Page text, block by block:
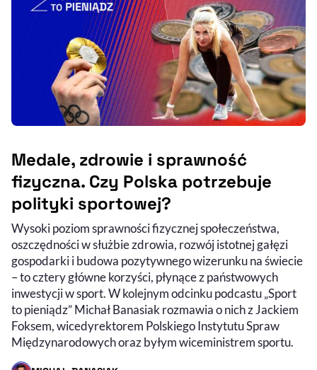
Medale, zdrowie i sprawność
fizyczna. Czy Polska potrzebuje
polityki sportowej?
Audycja do słuchania (podcast)
Nagranie wideo
Wysoki poziom sprawności fizycznej społeczeństwa,
oszczędności w służbie zdrowia, rozwój istotnej gałęzi
gospodarki i budowa pozytywnego wizerunku na świecie
– to cztery główne korzyści, płynące z państwowych
inwestycji w sport. W kolejnym odcinku podcastu „Sport
to pieniądz” Michał Banasiak rozmawia o nich z Jackiem
Foksem, wicedyrektorem Polskiego Instytutu Spraw
Międzynarodowych oraz byłym wiceministrem sportu.